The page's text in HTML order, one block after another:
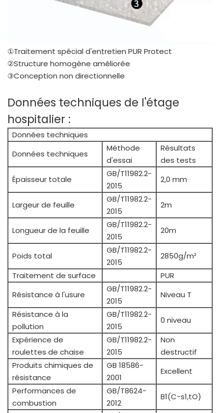
①Traitement spécial d'entretien PUR Protect
②Structure homogène améliorée
③Conception non directionnelle
Données techniques de l'étage
hospitalier :
Données techniques
Données techniques
Méthode
d'essai
Résultats
des tests
Épaisseur totale
GB/T11982.2-
2015
2,0 mm
Largeur de feuille
GB/T11982.2-
2015
2m
Longueur de la feuille
GB/T11982.2-
2015
20m
Poids total
GB/T11982.2-
2015
2850g/m²
Traitement de surface
PUR
Résistance à l'usure
GB/T11982.2-
2015
Niveau T
Résistance à la
pollution
GB/T11982.2-
2015
0 niveau
Expérience de
roulettes de chaise
GB/T11982.2-
2015
Non
destructif
Produits chimiques de
résistance
GB 18586-
2001
Excellent
Performances de
combustion
GB/T8624-
2012
B1(C-s1,tO)